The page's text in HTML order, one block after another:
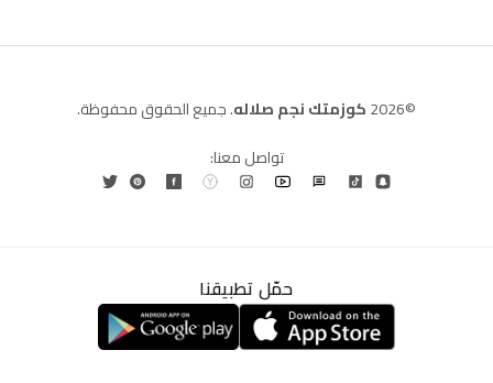
©2026 كوزمتك نجم صلاله. جميع الحقوق محفوظة.
تواصل معنا:
حمّل تطبيقنا